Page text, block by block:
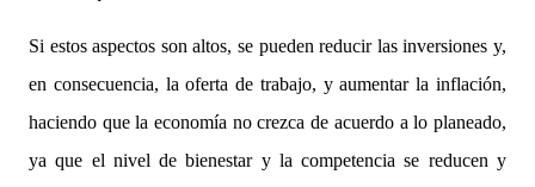
Si estos aspectos son altos, se pueden reducir las inversiones y,
en consecuencia, la oferta de trabajo, y aumentar la inflación,
haciendo que la economía no crezca de acuerdo a lo planeado,
ya que el nivel de bienestar y la competencia se reducen y